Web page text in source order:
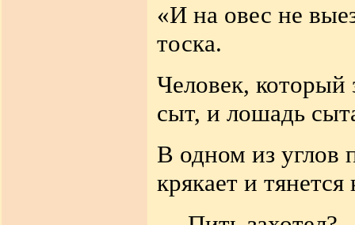
«И на овес не
тоска.
Человек,
сыт, и лошадь
В одном из углов
крякает и